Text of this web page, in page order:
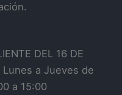
DEL 16 DE
Lunes a Jueves de
a 15:00